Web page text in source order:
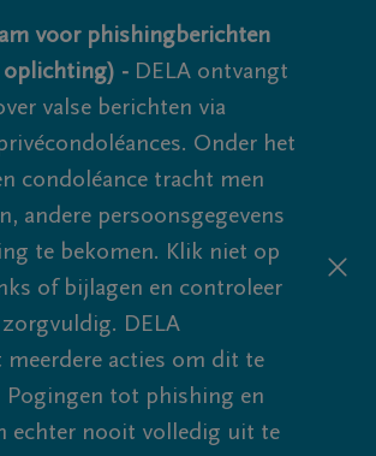
voor phishingberichten
- DELA ontvangt
valse berichten via
Onder het
condoléance tracht men
andere persoonsgegevens
te bekomen. Klik niet op
of bijlagen en controleer
DELA
meerdere acties om dit te
Pogingen tot phishing en
echter nooit volledig uit te